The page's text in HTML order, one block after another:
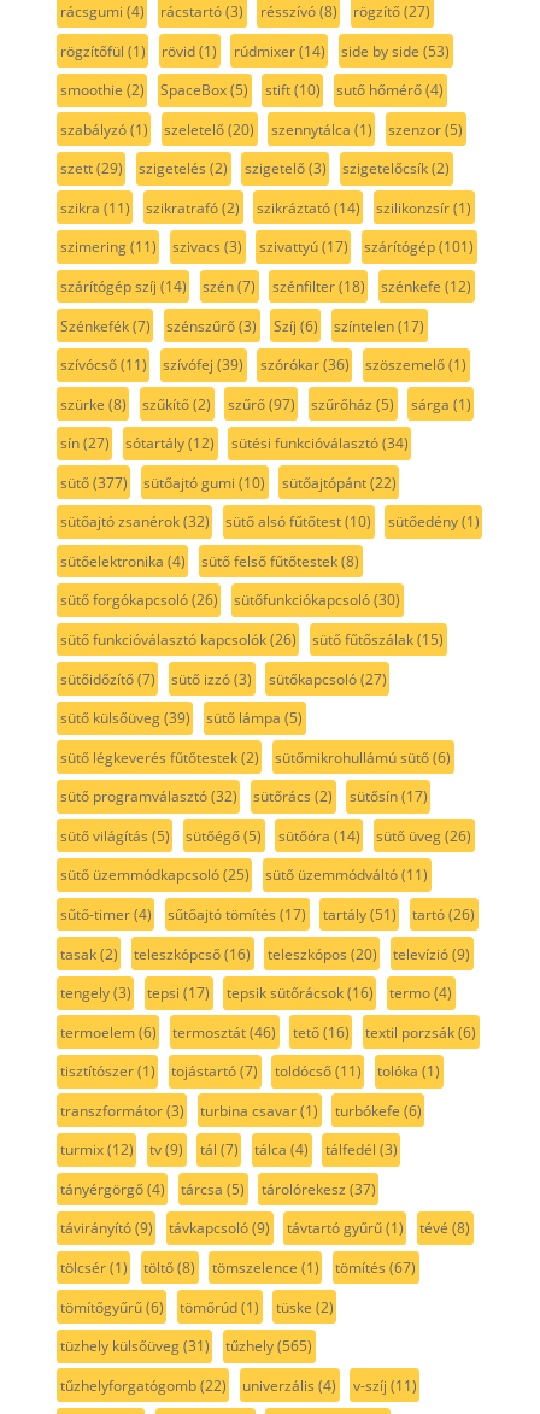
rácsgumi (4) rácstartó(3) résszívó(8) rögzítő(27)
rögzítőfül (1) rövid(1) rúdmixer(14) side by side (53)
smoothie (2) SpaceBox(5) stift(10) sutő hőmérő(4)
szabályzó(1) szeletelő(20) szennytálca (1) szenzor(5)
szett(29) szigetelés (2) szigetelő(3) szigetelőcsík(2)
szikra (11) szikratrafó(2) szikráztató(14) szilikonzsír(1)
szimering(11) szivacs (3) szivattyú(17) szárítógép(101)
szárítógép szíj (14) szén(7) szénfilter(18) szénkefe (12)
Szénkefék(7) szénszűrő(3) Szíj (6) színtelen(17)
szívócső(11) szívófej (39) szórókar(36) szöszemelő(1)
szürke (8) szűkítő(2) szűrő(97) szűrőház (5) sárga (1)
sín(27) sótartály(12) sütési funkcióválasztó(34)
sütő(377) sütőajtó gumi (10) sütőajtópánt(22)
sütőajtó zsanérok(32) sütő alsó fűtőtest(10) sütőedény(1)
sütőelektronika (4) sütő felső fűtőtestek(8)
sütő forgókapcsoló(26) sütőfunkciókapcsoló(30)
sütő funkcióválasztó kapcsolók(26) sütő fűtőszálak(15)
sütőidőzítő(7) sütő izzó(3) sütőkapcsoló(27)
sütő külsőüveg(39) sütő lámpa (5)
sütő légkeverés fűtőtestek(2) sütőmikrohullámú sütő(6)
sütő programválasztó(32) sütőrács (2) sütősín(17)
sütő világítás (5) sütőégő(5) sütőóra (14) sütő üveg(26)
sütő üzemmódkapcsoló(25) sütő üzemmódváltó(11)
sűtő-timer(4) sűtőajtó tömítés (17) tartály(51) tartó(26)
tasak(2) teleszkópcső(16) teleszkópos (20) televízió(9)
tengely(3) tepsi (17) tepsik sütőrácsok(16) termo(4)
termoelem(6) termosztát(46) tető(16) textil porzsák(6)
tisztítószer(1) tojástartó(7) toldócső(11) tolóka (1)
transzformátor(3) turbina csavar(1) turbókefe (6)
turmix(12) tv(9) tál (7) tálca (4) tálfedél (3)
tányérgörgő(4) tárcsa (5) tárolórekesz (37)
távirányító(9) távkapcsoló(9) távtartó gyűrű(1) tévé (8)
tölcsér(1) töltő(8) tömszelence (1) tömítés (67)
tömítőgyűrű(6) tömőrúd(1) tüske (2)
tüzhely külsőüveg(31) tűzhely(565)
tűzhelyforgatógomb(22) univerzális (4) v-szíj (11)